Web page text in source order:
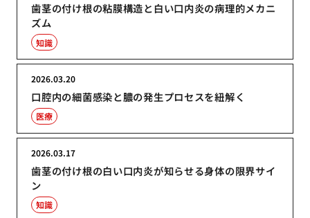
歯茎の付け根の粘膜構造と白い口内炎の病理的メカニ
ズム
知識
口腔内の細菌感染と膿の発生プロセスを紐解く
2026.03.20
医療
歯茎の付け根の白い口内炎が知らせる身体の限界サイ
ン
2026.03.17
知識